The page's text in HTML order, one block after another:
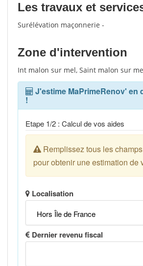
Les travaux et
Surélévation maçonnerie -
Zone d'intervention
Int malon sur mel, Saint malon sur